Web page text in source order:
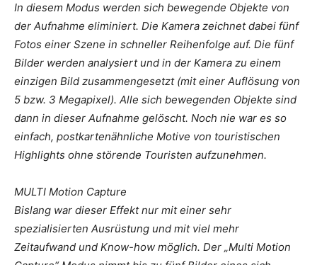
In diesem Modus werden sich bewegende Objekte von
der Aufnahme eliminiert. Die Kamera zeichnet dabei fünf
Fotos einer Szene in schneller Reihenfolge auf. Die fünf
Bilder werden analysiert und in der Kamera zu einem
einzigen Bild zusammengesetzt (mit einer Auflösung von
5 bzw. 3 Megapixel). Alle sich bewegenden Objekte sind
dann in dieser Aufnahme gelöscht. Noch nie war es so
einfach, postkartenähnliche Motive von touristischen
Highlights ohne störende Touristen aufzunehmen.
MULTI Motion Capture
Bislang war dieser Effekt nur mit einer sehr
spezialisierten Ausrüstung und mit viel mehr
Zeitaufwand und Know-how möglich. Der „Multi Motion